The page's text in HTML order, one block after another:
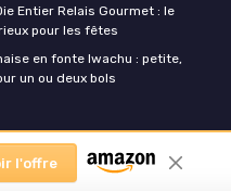
l'offre
Entier Relais Gourmet : le
pour les fêtes
en fonte Iwachu : petite,
un ou deux bols